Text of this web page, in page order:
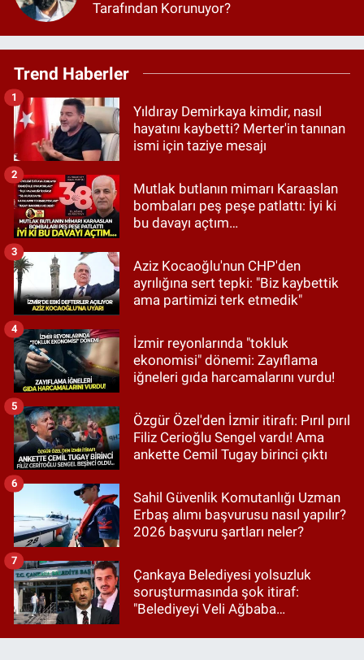
Tarafından Korunuyor?
Trend Haberler
Yıldıray Demirkaya kimdir, nasıl
hayatını kaybetti? Merter'in tanınan
ismi için taziye mesajı
1
Mutlak butlanın mimarı Karaaslan
bombaları peş peşe patlattı: İyi ki
bu davayı açtım…
2
Aziz Kocaoğlu'nun CHP'den
ayrılığına sert tepki: "Biz kaybettik
ama partimizi terk etmedik"
3
İzmir reyonlarında "tokluk
ekonomisi" dönemi: Zayıflama
iğneleri gıda harcamalarını vurdu!
4
Özgür Özel'den İzmir itirafı: Pırıl pırıl
Filiz Cerioğlu Sengel vardı! Ama
ankette Cemil Tugay birinci çıktı
5
Sahil Güvenlik Komutanlığı Uzman
Erbaş alımı başvurusu nasıl yapılır?
2026 başvuru şartları neler?
6
Çankaya Belediyesi yolsuzluk
soruşturmasında şok itiraf:
"Belediyeyi Veli Ağbaba
7